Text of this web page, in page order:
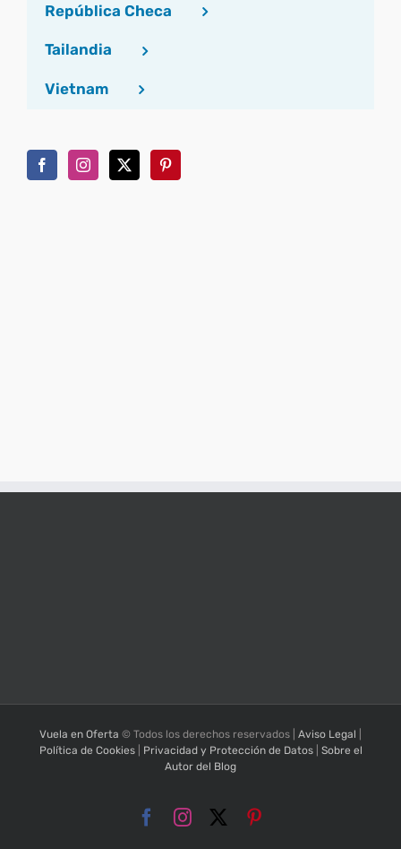
República Checa
Tailandia
Vietnam
Vuela en Oferta © Todos los derechos reservados | Aviso Legal
Política de Cookies| Privacidad y Protección de Datos| Sobre el
Autor del Blog
Facebook
Instagram